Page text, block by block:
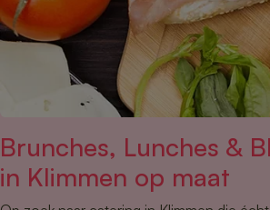
Brunches, Lunches &
in Klimmen op maat